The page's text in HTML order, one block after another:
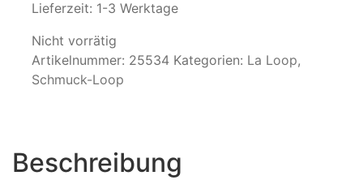
Lieferzeit: 1-3 Werktage
Nicht vorrätig
Artikelnummer: 25534 Kategorien: La Loop,
Schmuck-Loop
Beschreibung